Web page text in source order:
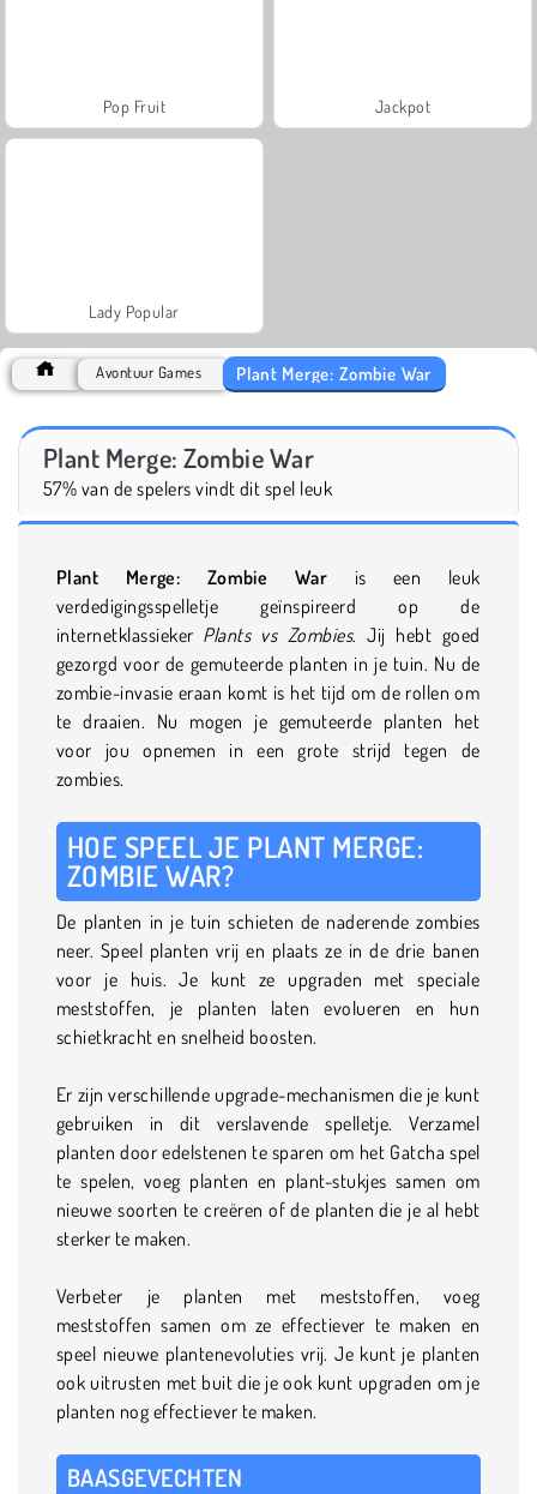
Pop Fruit Jackpot
Lady Popular
Avontuur Games Plant Merge: Zombie War
Plant Merge: Zombie War
57% van de spelers vindt dit spel leuk
Plant Merge: Zombie War is een leuk
verdedigingsspelletje geïnspireerd op de
internetklassieker Plants vs Zombies. Jij hebt goed
gezorgd voor de gemuteerde planten in je tuin. Nu de
zombie-invasie eraan komt is het tijd om de rollen om
te draaien. Nu mogen je gemuteerde planten het
voor jou opnemen in een grote strijd tegen de
zombies.
HOE SPEEL JE PLANT MERGE:
ZOMBIE WAR?
De planten in je tuin schieten de naderende zombies
neer. Speel planten vrij en plaats ze in de drie banen
voor je huis. Je kunt ze upgraden met speciale
meststoffen, je planten laten evolueren en hun
schietkracht en snelheid boosten.
Er zijn verschillende upgrade-mechanismen die je kunt
gebruiken in dit verslavende spelletje. Verzamel
planten door edelstenen te sparen om het Gatcha spel
te spelen, voeg planten en plant-stukjes samen om
nieuwe soorten te creëren of de planten die je al hebt
sterker te maken.
Verbeter je planten met meststoffen, voeg
meststoffen samen om ze effectiever te maken en
speel nieuwe plantenevoluties vrij. Je kunt je planten
ook uitrusten met buit die je ook kunt upgraden om je
planten nog effectiever te maken.
BAASGEVECHTEN